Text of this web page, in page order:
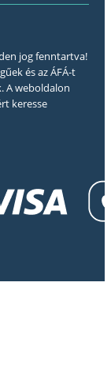
jog fenntartva!
és az ÁFÁ-t
A weboldalon
keresse